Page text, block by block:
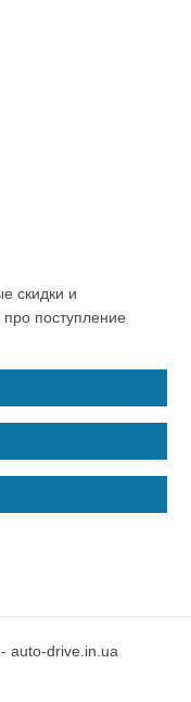
скидки и
поступление
auto-drive.in.ua